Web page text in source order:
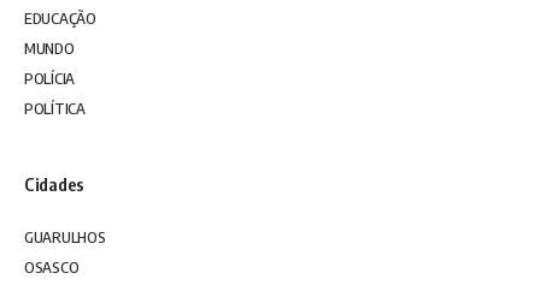
EDUCAÇÃO
MUNDO
POLÍCIA
POLÍTICA
Cidades
GUARULHOS
OSASCO